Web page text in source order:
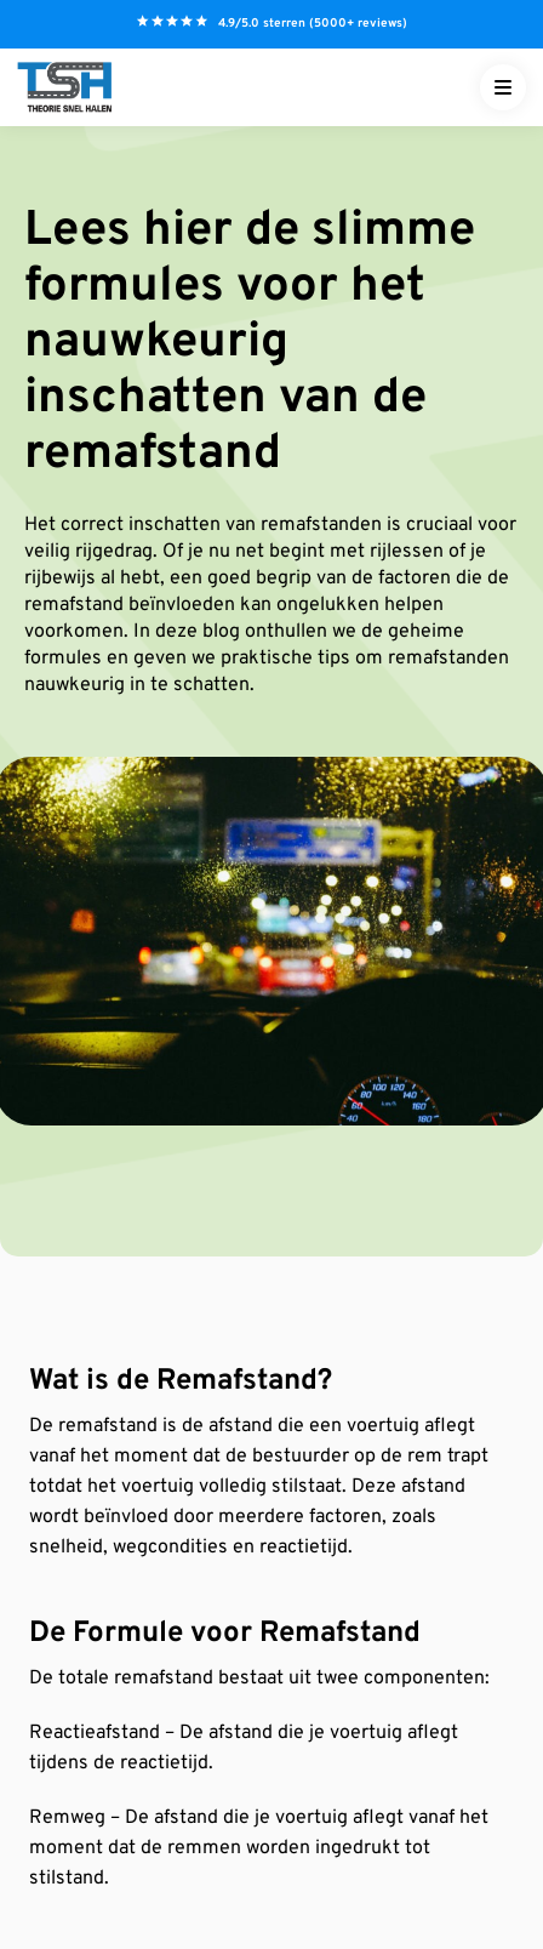
k
4.9/5.0 sterren (5000+ reviews)
NL
Lees hier de slimme
formules voor het
nauwkeurig
inschatten van de
remafstand
Het correct inschatten van remafstanden is cruciaal voor
veilig rijgedrag. Of je nu net begint met rijlessen of je
rijbewijs al hebt, een goed begrip van de factoren die de
remafstand beïnvloeden kan ongelukken helpen
voorkomen. In deze blog onthullen we de geheime
formules en geven we praktische tips om remafstanden
nauwkeurig in te schatten.
Wat is de Remafstand?
De remafstand is de afstand die een voertuig aflegt
vanaf het moment dat de bestuurder op de rem trapt
totdat het voertuig volledig stilstaat. Deze afstand
wordt beïnvloed door meerdere factoren, zoals
snelheid, wegcondities en reactietijd.
De Formule voor Remafstand
De totale remafstand bestaat uit twee componenten:
Reactieafstand – De afstand die je voertuig aflegt
tijdens de reactietijd.
Remweg – De afstand die je voertuig aflegt vanaf het
moment dat de remmen worden ingedrukt tot
stilstand.